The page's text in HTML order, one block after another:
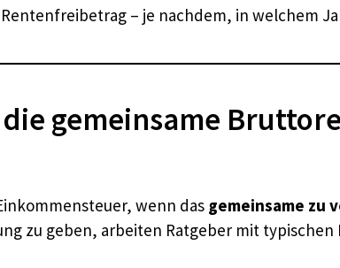
– je nachdem, in welchem
gemeinsame
wenn das gemeinsame zu
zu geben, arbeiten Ratgeber mit